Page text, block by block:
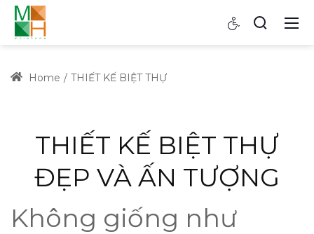
Home THIẾT KẾ BIỆT THỰ
THIẾT KẾ BIỆT THỰ
ĐẸP VÀ ẤN TƯỢNG
Không giống như